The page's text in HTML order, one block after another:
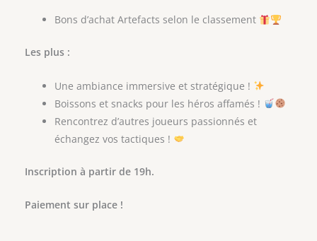
Bons d’achat Artefacts selon le classement
Les plus :
Une ambiance immersive et stratégique !
Boissons et snacks pour les héros affamés !
Rencontrez d’autres joueurs passionnés et
échangez vos tactiques !
Inscription à partir de 19h.
Paiement sur place !